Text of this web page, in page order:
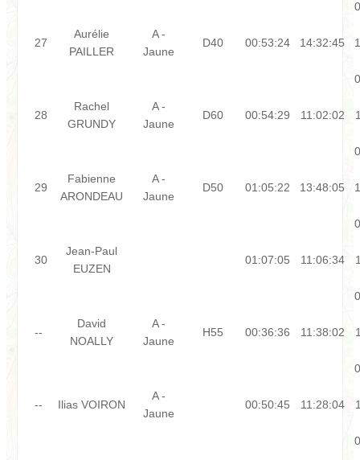
27
Aurélie
PAILLER
A -
Jaune
D40 00:53:24 14:32:45
28
Rachel
GRUNDY
A -
Jaune
D60 00:54:29 11:02:02
29
Fabienne
ARONDEAU
A -
Jaune
D50 01:05:22 13:48:05
30
Jean-Paul
EUZEN
01:07:05 11:06:34
--
David
NOALLY
A -
Jaune
H55 00:36:36 11:38:02
-- Ilias VOIRON
A -
Jaune
00:50:45 11:28:04